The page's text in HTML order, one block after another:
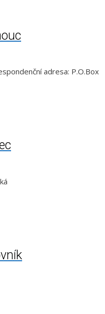
adresa: P.O.Box